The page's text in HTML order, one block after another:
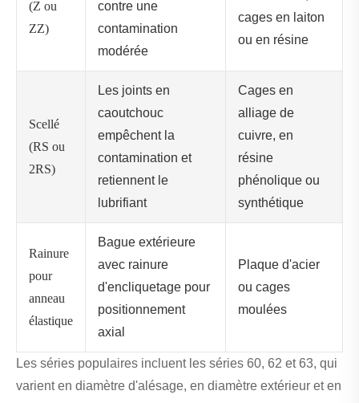
(Z ou
ZZ)
contre une
contamination
modérée
cages en laiton
ou en résine
Scellé
(RS ou
2RS)
Les joints en
caoutchouc
empêchent la
contamination et
retiennent le
lubrifiant
Cages en
alliage de
cuivre, en
résine
phénolique ou
synthétique
Rainure
pour
anneau
élastique
Bague extérieure
avec rainure
d'encliquetage pour
positionnement
axial
Plaque d'acier
ou cages
moulées
Les séries populaires incluent les séries 60, 62 et 63, qui
varient en diamètre d'alésage, en diamètre extérieur et en